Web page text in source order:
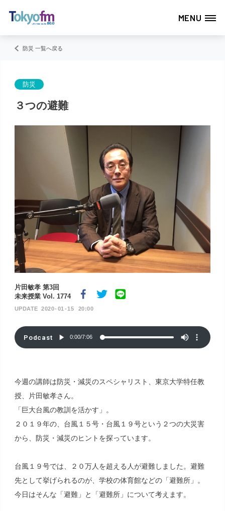
MENU
防災 一覧へ戻る
防災
３つの避難
片田敏孝 第3回
未来授業 Vol. 1774
2020 01 15 20:00
Podcast 0:00/7:06
今週の講師は防災・減災のスペシャリスト、東京大学特任教
授、片田敏孝さん。
「巨大台風の教訓を活かす」。
２０１９年の、台風１５号・台風１９号という２つの大災害
から、防災・減災のヒントを探っています。
台風１９号では、２０万人を超える人が避難しました。避難
先として挙げられるのが、学校の体育館などの「避難所」。
今日はそんな「避難」と「避難所」について考えます。